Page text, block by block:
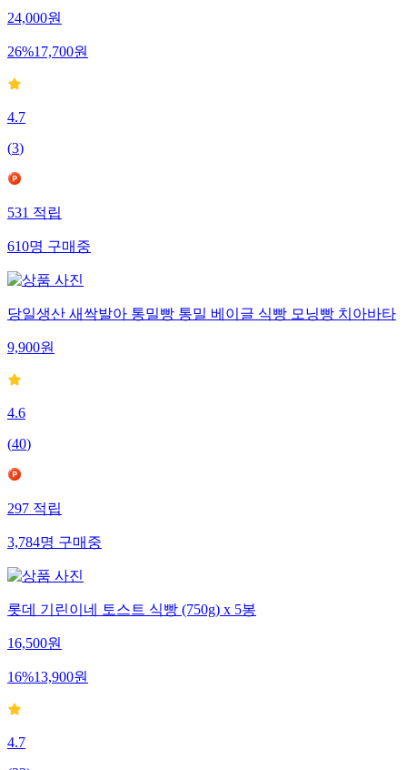
24,000원
26%17,700원
4.7
(3)
531적립
610명구매중
당일생산 새싹발아 통밀빵 통밀 베이글 식빵 모닝빵 치아바타
9,900원
4.6
(40)
297적립
3,784명구매중
롯데 기린이네 토스트 식빵 (750g) x 5봉
16,500원
16%13,900원
4.7